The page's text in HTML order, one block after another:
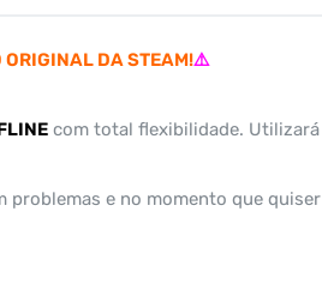
DA STEAM!⚠️
com total flexibilidade. Utilizará
problemas e no momento que quiser